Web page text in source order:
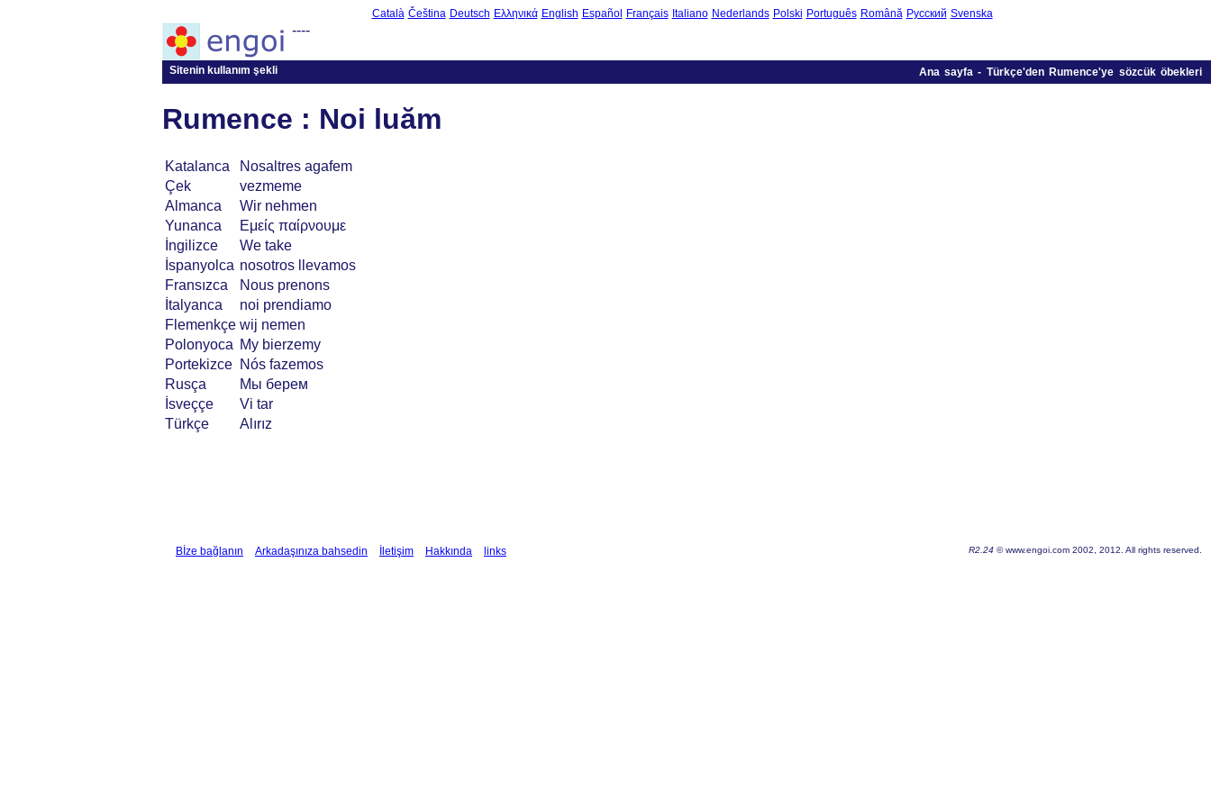
Català Čeština Deutsch Ελληνικά English Español Français Italiano Nederlands Polski Português Română Русский Svenska
----
Sitenin kullanım şekli Ana sayfa- Türkçe'den Rumence'ye sözcük öbekleri
Rumence : Noi luăm
Katalanca
Nosaltres agafem
Çek
vezmeme
Almanca
Wir nehmen
Yunanca
Εμείς παίρνουμε
İngilizce
We take
İspanyolca nosotros llevamos
Fransızca
Nous prenons
İtalyanca
noi prendiamo
Flemenkçe wij nemen
Polonyoca My bierzemy
Portekizce Nós fazemos
Rusça
Мы берем
İsveççe
Vi tar
Türkçe
Alırız
Bİze bağlanın Arkadaşınıza bahsedin İletişim Hakkında links R2.24 © www.engoi.com 2002, 2012. All rights reserved.